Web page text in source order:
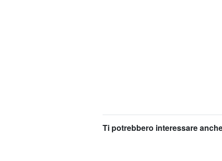
Ti potrebbero interessare